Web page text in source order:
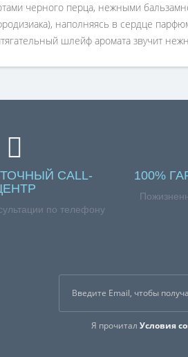
черного перца, нежными
наполняясь в сердце
шлейф аромата звучит
CALL-
по телефону
100%
Я прочиталУсловия